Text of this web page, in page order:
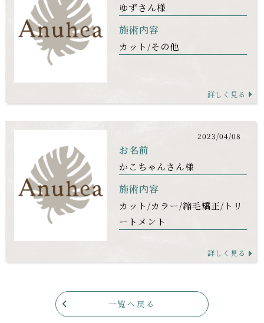
ゆずさん様
施術内容
カット その他
詳しく見る
2023/04/08
お名前
かこちゃんさん様
施術内容
カット カラー 縮毛矯正 トリ
ートメント
詳しく見る
一覧へ戻る